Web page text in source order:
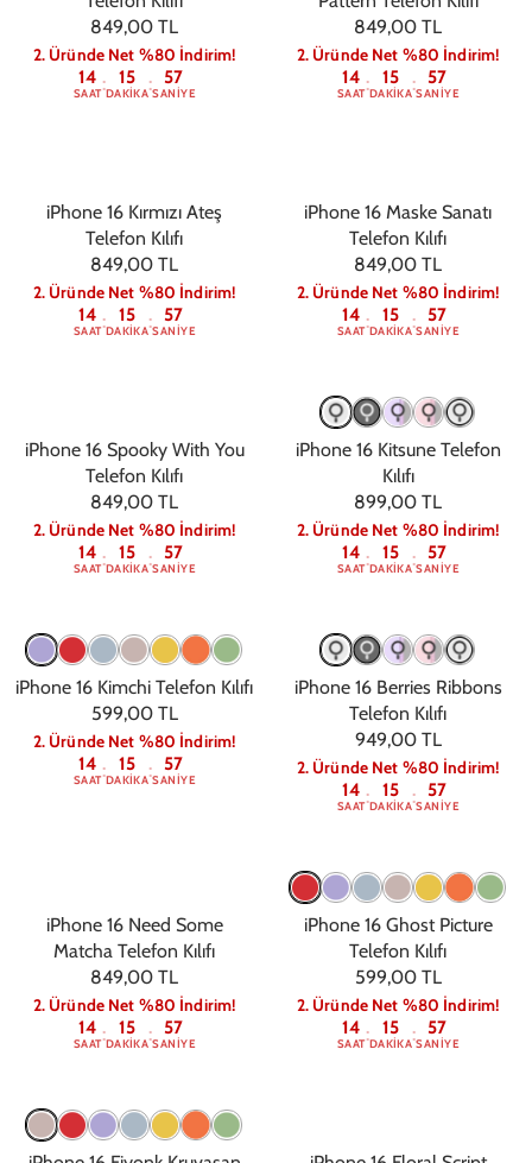
849,00 TL
2. Üründe Net %80 İndirim!
14
SAAT: 15
DAKIKA: 56
SANIYE
849,00 TL
2. Üründe Net %80 İndirim!
14
SAAT: 15
DAKIKA: 56
SANIYE
iPhone 16 Kırmızı Ateş
Telefon Kılıfı
849,00 TL
2. Üründe Net %80 İndirim!
14
SAAT: 15
DAKIKA: 56
SANIYE
iPhone 16 Maske Sanatı
Telefon Kılıfı
849,00 TL
2. Üründe Net %80 İndirim!
14
SAAT: 15
DAKIKA: 56
SANIYE
iPhone 16 Spooky With You
Telefon Kılıfı
849,00 TL
2. Üründe Net %80 İndirim!
14
SAAT: 15
DAKIKA: 56
SANIYE
iPhone 16 Kitsune Telefon
Kılıfı
899,00 TL
2. Üründe Net %80 İndirim!
14
SAAT: 15
DAKIKA: 56
SANIYE
iPhone 16 Kimchi Telefon Kılıfı
599,00 TL
2. Üründe Net %80 İndirim!
14
SAAT: 15
DAKIKA: 56
SANIYE
iPhone 16 Berries Ribbons
Telefon Kılıfı
949,00 TL
2. Üründe Net %80 İndirim!
14
SAAT: 15
DAKIKA: 56
SANIYE
iPhone 16 Need Some
Matcha Telefon Kılıfı
849,00 TL
2. Üründe Net %80 İndirim!
14
SAAT: 15
DAKIKA: 56
SANIYE
iPhone 16 Ghost Picture
Telefon Kılıfı
599,00 TL
2. Üründe Net %80 İndirim!
14
SAAT: 15
DAKIKA: 56
SANIYE